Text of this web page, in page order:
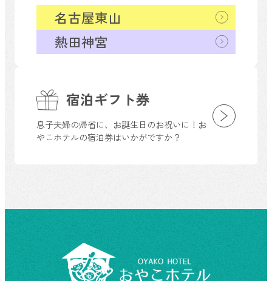
宿泊ギフト券
息子夫婦の帰省に、お誕生日のお祝いに！お
やこホテルの宿泊券はいかがですか？
熱田神宮
名古屋東山